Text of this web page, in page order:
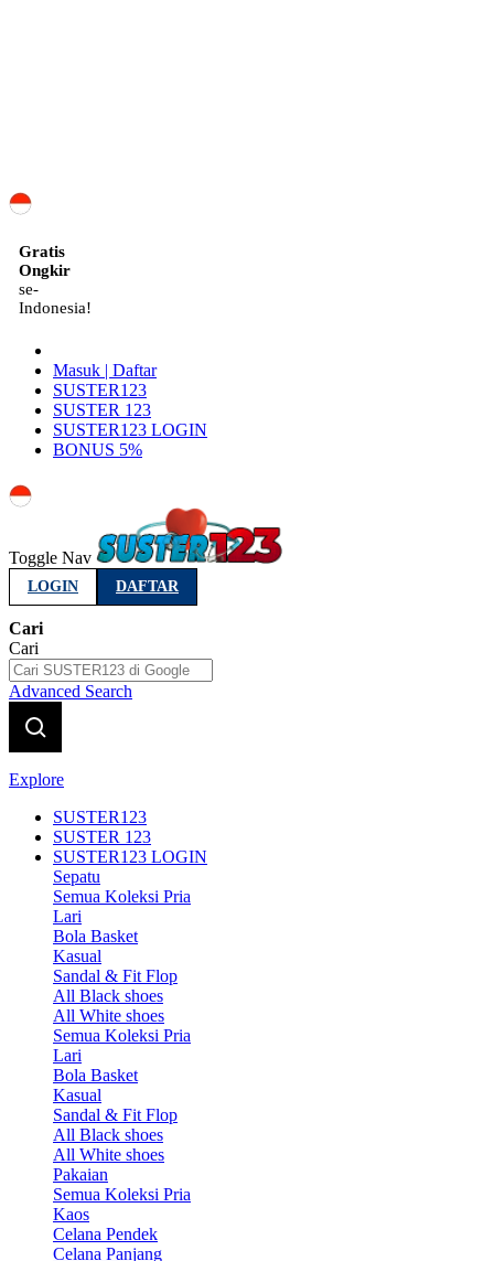
Gratis
Ongkir
se-
Indonesia!
Masuk | Daftar
SUSTER123
SUSTER 123
SUSTER123 LOGIN
BONUS 5%
Toggle Nav
LOGIN DAFTAR
Cari
Cari
Advanced Search
Explore
SUSTER123
SUSTER 123
SUSTER123 LOGIN
Sepatu
Semua Koleksi Pria
Lari
Bola Basket
Kasual
Sandal & Fit Flop
All Black shoes
All White shoes
Semua Koleksi Pria
Lari
Bola Basket
Kasual
Sandal & Fit Flop
All Black shoes
All White shoes
Pakaian
Semua Koleksi Pria
Kaos
Celana Pendek
Celana Panjang